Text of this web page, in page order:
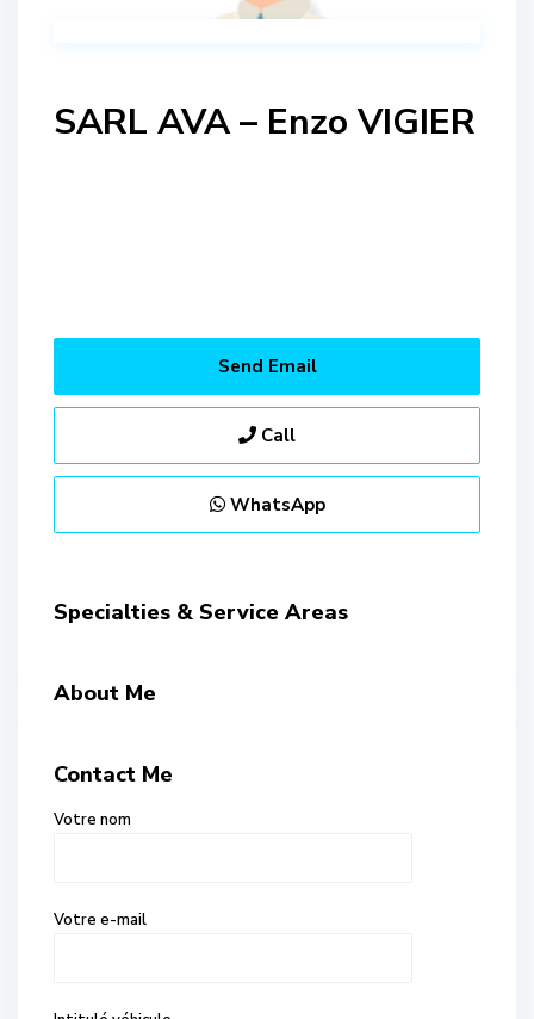
SARL AVA – Enzo VIGIER
Send Email
Call
WhatsApp
Specialties & Service Areas
About Me
Contact Me
Votre nom
Votre e-mail